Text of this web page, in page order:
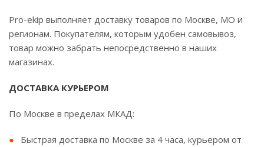
Pro-ekip выполняет доставку товаров по Москве, МО и
регионам. Покупателям, которым удобен самовывоз,
товар можно забрать непосредственно в наших
магазинах.
ДОСТАВКА КУРЬЕРОМ
По Москве в пределах МКАД:
Быстрая доставка по Москве за 4 часа, курьером от